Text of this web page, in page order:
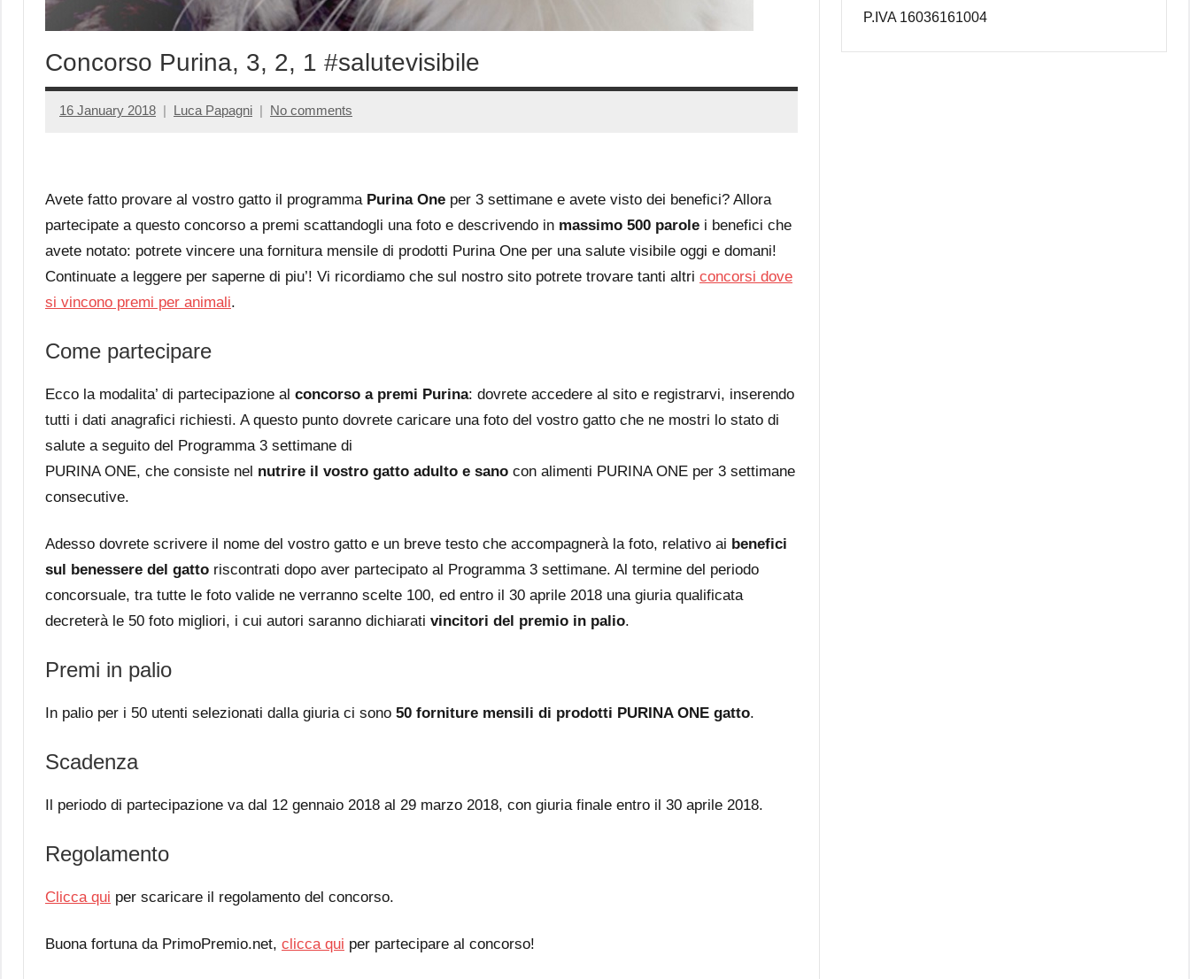
Concorso Purina, 3, 2, 1 #salutevisibile
16 January 2018 Luca Papagni No comments
Avete fatto provare al vostro gatto il programma Purina One per 3 settimane e avete visto dei benefici? Allora
partecipate a questo concorso a premi scattandogli una foto e descrivendo in massimo 500 parole i benefici che
avete notato: potrete vincere una fornitura mensile di prodotti Purina One per una salute visibile oggi e domani!
Continuate a leggere per saperne di piu’! Vi ricordiamo che sul nostro sito potrete trovare tanti altri concorsi dove
si vincono premi per animali.
Come partecipare
Ecco la modalita’ di partecipazione al concorso a premi Purina: dovrete accedere al sito e registrarvi, inserendo
tutti i dati anagrafici richiesti. A questo punto dovrete caricare una foto del vostro gatto che ne mostri lo stato di
salute a seguito del Programma 3 settimane di
PURINA ONE, che consiste nel nutrire il vostro gatto adulto e sano con alimenti PURINA ONE per 3 settimane
consecutive.
Adesso dovrete scrivere il nome del vostro gatto e un breve testo che accompagnerà la foto, relativo ai benefici
sul benessere del gatto riscontrati dopo aver partecipato al Programma 3 settimane. Al termine del periodo
concorsuale, tra tutte le foto valide ne verranno scelte 100, ed entro il 30 aprile 2018 una giuria qualificata
decreterà le 50 foto migliori, i cui autori saranno dichiarati vincitori del premio in palio.
Premi in palio
In palio per i 50 utenti selezionati dalla giuria ci sono 50 forniture mensili di prodotti PURINA ONE gatto.
Scadenza
Il periodo di partecipazione va dal 12 gennaio 2018 al 29 marzo 2018, con giuria finale entro il 30 aprile 2018.
Regolamento
Clicca qui per scaricare il regolamento del concorso.
Buona fortuna da PrimoPremio.net, clicca qui per partecipare al concorso!
P.IVA 16036161004